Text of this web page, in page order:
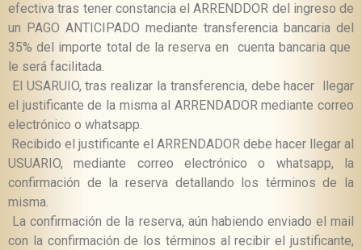
efectiva tras tener constancia el ARRENDDOR del ingreso de
un PAGO ANTICIPADO mediante transferencia bancaria del
35% del importe total de la reserva en cuenta bancaria que
le será facilitada.
El USARUIO, tras realizar la transferencia, debe hacer llegar
el justificante de la misma al ARRENDADOR mediante correo
electrónico o whatsapp.
Recibido el justificante el ARRENDADOR debe hacer llegar al
USUARIO, mediante correo electrónico o whatsapp, la
confirmación de la reserva detallando los términos de la
misma.
La confirmación de la reserva, aún habiendo enviado el mail
con la confirmación de los términos al recibir el justificante,